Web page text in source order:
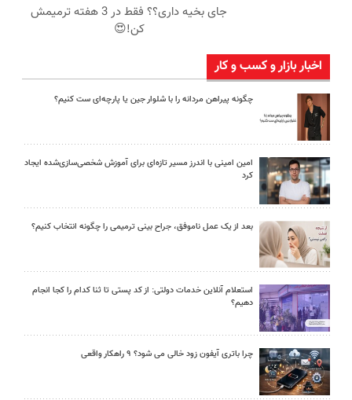
جای بخیه داری؟؟ فقط در 3 هفته ترمیمش
کن!😍
اخبار بازار و کسب و کار
چگونه پیراهن مردانه را با شلوار جین یا پارچه‌ای ست کنیم؟
امین امینی با اندرز مسیر تازه‌ای برای آموزش شخصی‌سازی‌شده ایجاد
کرد
بعد از یک عمل ناموفق، جراح بینی ترمیمی را چگونه انتخاب کنیم؟
استعلام آنلاین خدمات دولتی: از کد پستی تا ثنا کدام را کجا انجام
دهیم؟
چرا باتری آیفون زود خالی می شود؟ ۹ راهکار واقعی